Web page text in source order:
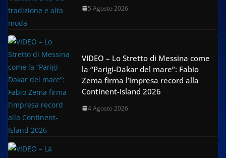
5 Agosto 2026
VIDEO – Lo Stretto di Messina come
la “Parigi-Dakar del mare”: Fabio
Zema firma l’impresa record alla
Continent-Island 2026
4 Agosto 2026